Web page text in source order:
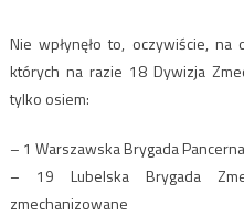
Nie wpłynęło to, oczywiście,
których na razie 18 Dywizja
tylko osiem:
– 1 Warszawska Brygada
– 19 Lubelska Brygada
zmechanizowane